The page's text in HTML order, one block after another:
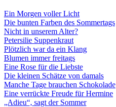
Ein Morgen voller Licht
Die bunten Farben des Sommertags
Nicht in unserem Alter?
Petersilie Suppenkraut
Plötzlich war da ein Klang
Blumen immer freitags
Eine Rose für die Liebste
Die kleinen Schätze von damals
Manche Tage brauchen Schokolade
Eine verrückte Freude für Hermine
„Adieu“, sagt der Sommer